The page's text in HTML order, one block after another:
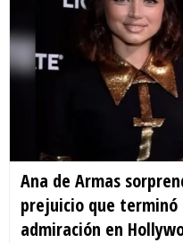
Ana de Armas
prejuicio que
admiración en